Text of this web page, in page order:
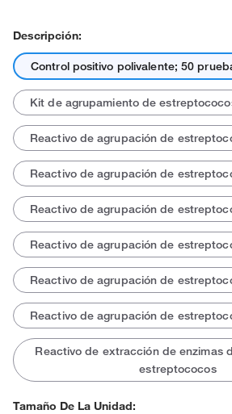
Descripción:
Control positivo polivalente; 50
Kit de agrupamiento de
Reactivo de agrupación de
Reactivo de agrupación de
Reactivo de agrupación de
Reactivo de agrupación de
Reactivo de agrupación de
Reactivo de agrupación de
Reactivo de extracción de enzimas
estreptococos
Tamaño De La Unidad: